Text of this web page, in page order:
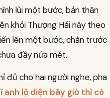
lùi một bước, bản thân
khỏi Thượng Hải này theo
lên một bước, chắn trước
đầy nửa mét.
đủ cho hai người nghe, pha
anh lộ diện bây giờ thì có